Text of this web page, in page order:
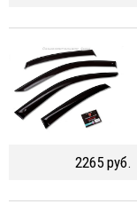
2265 руб.